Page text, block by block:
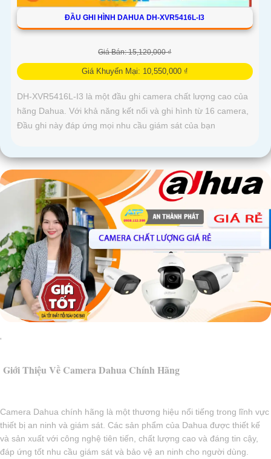
ĐẦU GHI HÌNH DAHUA DH-XVR5416L-I3
Giá Bán: 15,120,000 ₫
Giá Khuyến Mại: 10,550,000 ₫
DH-XVR5416L-I3 là một đầu ghi camera chất lượng cao của
hãng Dahua. Với khả năng kết nối và ghi hình từ 16 camera,
Đầu ghi này đáp ứng mọi nhu cầu giám sát của bạn
'
Giới Thiệu Về Camera Dahua Chính Hãng
Camera Dahua chính hãng là một thương hiệu nổi tiếng trong lĩnh vực
thiết bị an ninh và giám sát. Các sản phẩm của Dahua được thiết kế
và sản xuất với công nghệ tiên tiến, chất lượng cao và đáng tin cậy,
đáp ứng tốt nhu cầu giám sát và bảo vệ an ninh cho người dùng.